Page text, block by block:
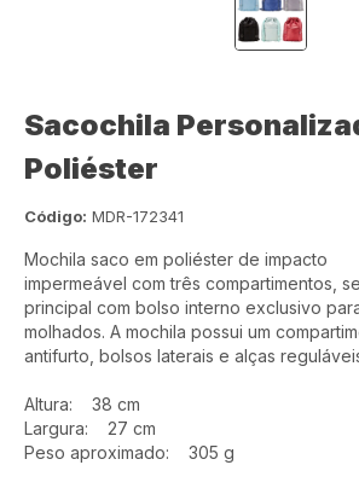
Sacochila
Poliéster
Código: MDR-172341
Mochila saco em poliéster de impacto
impermeável com três compartimentos,
principal com bolso interno exclusivo
molhados. A mochila possui um
antifurto, bolsos laterais e alças
Altura: 38 cm
Largura: 27 cm
Peso aproximado: 305 g